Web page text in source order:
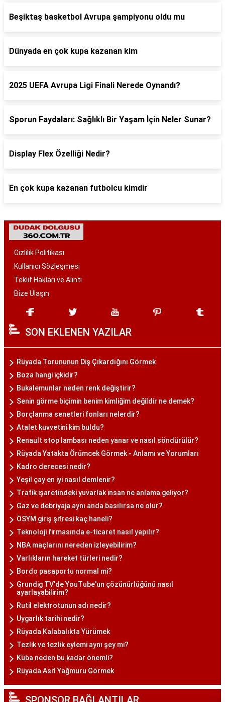
Beşiktaş basketbol Avrupa şampiyonu oldu mu
Dünyada en çok kupa kazanan kim
2025 UEFA Avrupa Ligi Finali Nerede Oynandı?
Sporun Faydaları: Sağlıklı Bir Yaşam İçin Neler Sunar?
Display Flex Özelliği Nedir?
En çok kupa kazanan futbolcu kimdir
Gizlilik Politikası
Kullanıcı Sözleşmesi
Teklif Hakları ve Alıntı
Bize Ulaşın
SON EKLENEN YAZILAR
Rüyada Torununun Diş Çıkardığını Görmek
Boza hangi içkidir?
Bukalemunlar neden renk değiştirir?
Senin görme biçimin benim kimliğim değildir ne demek?
Borçlanma senetleri fonları nelerdir?
Atalet kuvvetini kim buldu?
Renault stop lambası neden yanar ve nasıl söndürülür?
Rüyada Yatakta Örümcek Görmek - Anlamı ve Yorumları
Kadro derecesi nedir?
Yeşil çay en iyi nasıl demlenir?
Trafik işaretindeki yuvarlak insan ne anlama geliyor?
Gaz ve debriyaja aynı anda basılırsa ne olur?
ÖSYM giriş şifresi kaç haneli?
Teknoloji firmasında e-ticaret nasıl yapılır?
NBA maçlarını nereden izleyebilirim?
Varlıkların hareket türleri nedir?
Bordo pasaportu normal mi?
Grundig TV'de YouTube'un çözünürlüğünü nasıl
ayarlayabilirim?
Rutil elektrotunun adı nedir?
Uygarlık tarihi nedir?
Rüyada Kalabalıkta Yürümek
Tezlik ve tezlik eylemi aynı şey mi?
Küba neden bu kadar önemli?
Rüyada Asit Yağmuru Görmek